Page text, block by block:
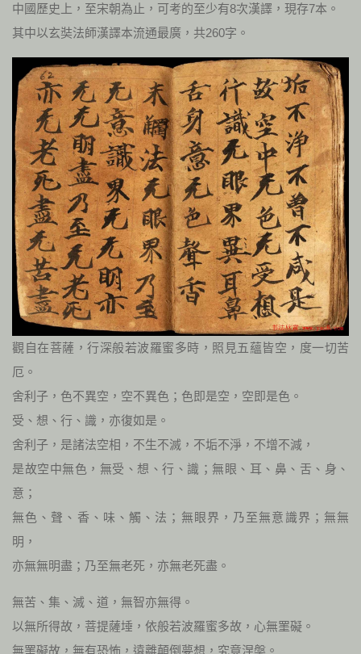
中國歷史上，至宋朝為止，可考的至少有8次漢譯，現存7本。
其中以玄奘法師漢譯本流通最廣，共260字。
觀自在菩薩，行深般若波羅蜜多時，照見五蘊皆空，度一切苦
厄。
舍利子，色不異空，空不異色；色即是空，空即是色。
受、想、行、識，亦復如是。
舍利子，是諸法空相，不生不滅，不垢不淨，不增不減，
是故空中無色，無受、想、行、識；無眼、耳、鼻、舌、身、
意；
無色、聲、香、味、觸、法；無眼界，乃至無意識界；無無
明，
亦無無明盡；乃至無老死，亦無老死盡。
無苦、集、滅、道，無智亦無得。
以無所得故，菩提薩埵，依般若波羅蜜多故，心無罣礙。
無罣礙故，無有恐怖，遠離顛倒夢想，究竟涅槃。